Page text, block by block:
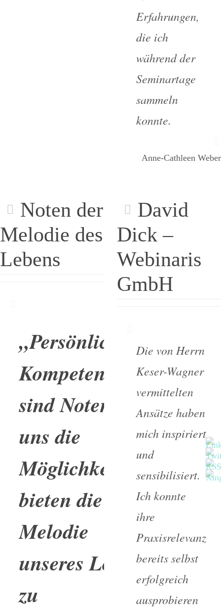
Erfahrungen,
die ich
während der
Seminartage
sammeln
konnte.
Anne-Cathleen Weber
Noten der
Melodie des
Lebens
„Persönliche
Kompetenzen
sind Noten,
die
uns die
Möglichkeit
bieten die
Melodie
unseres Lebens
zu
David
Dick –
Webinaris
GmbH
Die von Herrn
Keser-Wagner
vermittelten
Ansätze haben
mich inspiriert
und
sensibilisiert.
Ich konnte
ihre
Praxisrelevanz
bereits selbst
erfolgreich
ausprobieren